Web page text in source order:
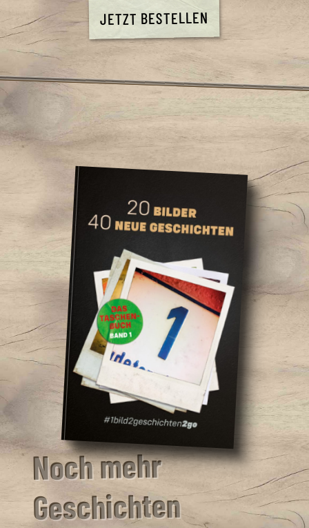
JETZT BESTELLEN
Noch mehr
Geschichten